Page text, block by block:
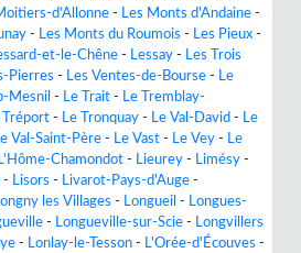
d'Allonne - Les Monts d'Andaine -
- Les Monts du Roumois - Les Pieux -
et-le-Chêne - Lessay - Les Trois
Pierres - Les Ventes-de-Bourse - Le
Mesnil - Le Trait - Le Tremblay-
Tréport - Le Tronquay - Le Val-David - Le
Val-Saint-Père - Le Vast - Le Vey - Le
L'Hôme-Chamondot - Lieurey - Limésy -
- Lisors - Livarot-Pays-d'Auge -
les Villages - Longueil - Longues-
- Longueville-sur-Scie - Longvillers
- Lonlay-le-Tesson - L'Orée-d'Écouves -